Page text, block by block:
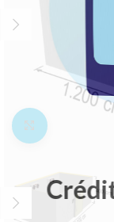
Agrandir